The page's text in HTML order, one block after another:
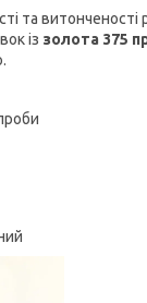
та витонченості
із золота 375